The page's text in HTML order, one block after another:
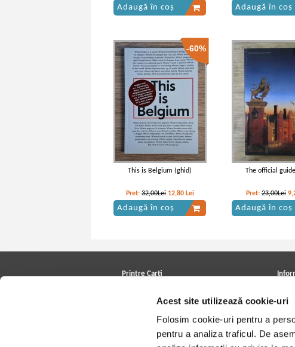
Acest site utilizează cookie-uri
Folosim cookie-uri pentru a
pentru a analiza traficul. De
Adaugă în coș Adaugă în coș
-60%
This is Belgium (ghid)
Pret: 32,00Lei 12,80 Lei
Adaugă în coș
The official
Pret:23,00Lei
Adaugă în coș
Printre Carti
Cele mai căutate cărți
Cum
Retur